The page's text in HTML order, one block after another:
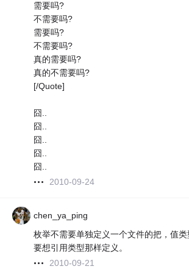
需要吗?
不需要吗?
需要吗?
不需要吗?
真的需要吗?
真的不需要吗?
[/Quote]
囧..
囧..
囧..
囧..
囧..
2010-09-24
chen_ya_ping
枚举不需要单独定义一个文件的把，值
要想引用类型那样定义。
2010-09-21